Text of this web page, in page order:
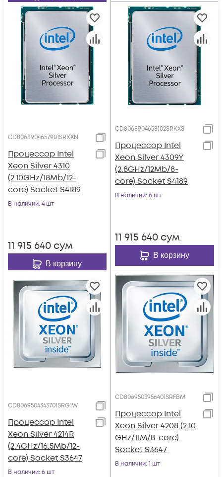
CD8068904657901SRKXN
Процессор Intel
Xeon Silver 4310
(2.10GHz/18Mb/12-
core) Socket S4189
В наличии: 4 шт
11 915 640 сум
В корзину
CD8068904658102SRKXS
Процессор Intel
Xeon Silver 4309Y
(2.8GHz/12Mb/8-
core) Socket S4189
В наличии: 6 шт
11 915 640 сум
В корзину
CD8069504343701SRG1W
Процессор Intel
Xeon Silver 4214R
(2.4GHz/16.5Mb/12-
core) Socket S3647
В наличии: 6 шт
CD8069503956401SRFBM
Процессор Intel
Xeon Silver 4208 (2.10
GHz/11M/8-core)
Socket S3647
В наличии: 1 шт